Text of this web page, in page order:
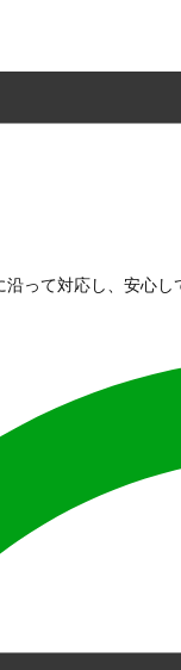
って対応し、安心